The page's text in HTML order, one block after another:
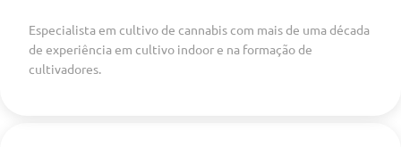
Especialista em cultivo de cannabis com mais de uma década
de experiência em cultivo indoor e na formação de
cultivadores.